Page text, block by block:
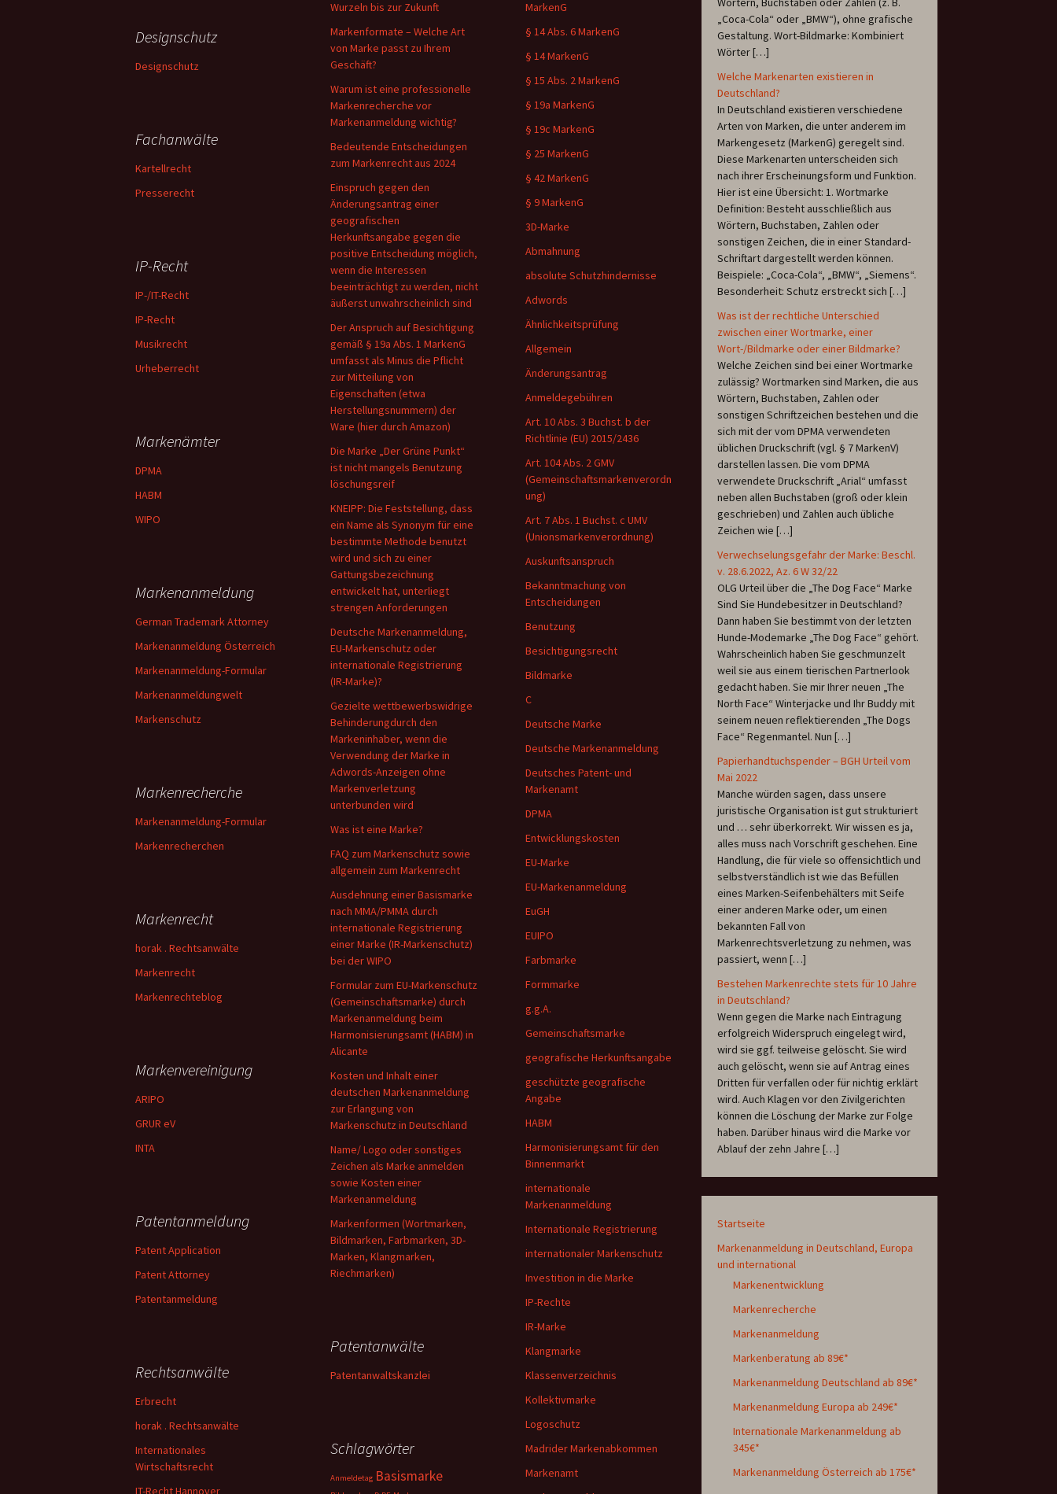
„Coca-Cola“ oder „BMW“), ohne grafische
Gestaltung. Wort-Bildmarke: Kombiniert
Wörter […]
Welche Markenarten existieren in
Deutschland?
In Deutschland existieren verschiedene
Arten von Marken, die unter anderem im
Markengesetz (MarkenG) geregelt sind.
Diese Markenarten unterscheiden sich
nach ihrer Erscheinungsform und Funktion.
Hier ist eine Übersicht: 1. Wortmarke
Definition: Besteht ausschließlich aus
Wörtern, Buchstaben, Zahlen oder
sonstigen Zeichen, die in einer Standard-
Schriftart dargestellt werden können.
Beispiele: „Coca-Cola“, „BMW“, „Siemens“.
Besonderheit: Schutz erstreckt sich […]
Was ist der rechtliche Unterschied
zwischen einer Wortmarke, einer
Wort-/Bildmarke oder einer Bildmarke?
Welche Zeichen sind bei einer Wortmarke
zulässig? Wortmarken sind Marken, die aus
Wörtern, Buchstaben, Zahlen oder
sonstigen Schriftzeichen bestehen und die
sich mit der vom DPMA verwendeten
üblichen Druckschrift (vgl. § 7 MarkenV)
darstellen lassen. Die vom DPMA
verwendete Druckschrift „Arial“ umfasst
neben allen Buchstaben (groß oder klein
geschrieben) und Zahlen auch übliche
Zeichen wie […]
Verwechselungsgefahr der Marke: Beschl.
v. 28.6.2022, Az. 6 W 32/22
OLG Urteil über die „The Dog Face“ Marke
Sind Sie Hundebesitzer in Deutschland?
Dann haben Sie bestimmt von der letzten
Hunde-Modemarke „The Dog Face“ gehört.
Wahrscheinlich haben Sie geschmunzelt
weil sie aus einem tierischen Partnerlook
gedacht haben. Sie mir Ihrer neuen „The
North Face“ Winterjacke und Ihr Buddy mit
seinem neuen reflektierenden „The Dogs
Face“ Regenmantel. Nun […]
Papierhandtuchspender – BGH Urteil vom
Mai 2022
Manche würden sagen, dass unsere
juristische Organisation ist gut strukturiert
und … sehr überkorrekt. Wir wissen es ja,
alles muss nach Vorschrift geschehen. Eine
Handlung, die für viele so offensichtlich und
selbstverständlich ist wie das Befüllen
eines Marken-Seifenbehälters mit Seife
einer anderen Marke oder, um einen
bekannten Fall von
Markenrechtsverletzung zu nehmen, was
passiert, wenn […]
Bestehen Markenrechte stets für 10 Jahre
in Deutschland?
Wenn gegen die Marke nach Eintragung
erfolgreich Widerspruch eingelegt wird,
wird sie ggf. teilweise gelöscht. Sie wird
auch gelöscht, wenn sie auf Antrag eines
Dritten für verfallen oder für nichtig erklärt
wird. Auch Klagen vor den Zivilgerichten
können die Löschung der Marke zur Folge
haben. Darüber hinaus wird die Marke vor
Ablauf der zehn Jahre […]
Startseite
Markenanmeldung in Deutschland, Europa
und international
Markenentwicklung
Markenrecherche
Markenanmeldung
Markenberatung ab 89€*
Markenanmeldung Deutschland ab 89€*
Markenanmeldung Europa ab 249€*
Internationale Markenanmeldung ab
345€*
Markenanmeldung Österreich ab 175€*
Wurzeln bis zur Zukunft
Markenformate – Welche Art
von Marke passt zu Ihrem
Geschäft?
Warum ist eine professionelle
Markenrecherche vor
Markenanmeldung wichtig?
Bedeutende Entscheidungen
zum Markenrecht aus 2024
Einspruch gegen den
Änderungsantrag einer
geografischen
Herkunftsangabe gegen die
positive Entscheidung möglich,
wenn die Interessen
beeinträchtigt zu werden, nicht
äußerst unwahrscheinlich sind
Der Anspruch auf Besichtigung
gemäß § 19a Abs. 1 MarkenG
umfasst als Minus die Pflicht
zur Mitteilung von
Eigenschaften (etwa
Herstellungsnummern) der
Ware (hier durch Amazon)
Die Marke „Der Grüne Punkt“
ist nicht mangels Benutzung
löschungsreif
KNEIPP: Die Feststellung, dass
ein Name als Synonym für eine
bestimmte Methode benutzt
wird und sich zu einer
Gattungsbezeichnung
entwickelt hat, unterliegt
strengen Anforderungen
Deutsche Markenanmeldung,
EU-Markenschutz oder
internationale Registrierung
(IR-Marke)?
Gezielte wettbewerbswidrige
Behinderungdurch den
Markeninhaber, wenn die
Verwendung der Marke in
Adwords-Anzeigen ohne
Markenverletzung
unterbunden wird
Was ist eine Marke?
FAQ zum Markenschutz sowie
allgemein zum Markenrecht
Ausdehnung einer Basismarke
nach MMA/PMMA durch
internationale Registrierung
einer Marke (IR-Markenschutz)
bei der WIPO
Formular zum EU-Markenschutz
(Gemeinschaftsmarke) durch
Markenanmeldung beim
Harmonisierungsamt (HABM) in
Alicante
Kosten und Inhalt einer
deutschen Markenanmeldung
zur Erlangung von
Markenschutz in Deutschland
Name/ Logo oder sonstiges
Zeichen als Marke anmelden
sowie Kosten einer
Markenanmeldung
Markenformen (Wortmarken,
Bildmarken, Farbmarken, 3D-
Marken, Klangmarken,
Riechmarken)
MarkenG
§ 14 Abs. 6 MarkenG
§ 14 MarkenG
§ 15 Abs. 2 MarkenG
§ 19a MarkenG
§ 19c MarkenG
§ 25 MarkenG
§ 42 MarkenG
§ 9 MarkenG
3D-Marke
Abmahnung
absolute Schutzhindernisse
Adwords
Ähnlichkeitsprüfung
Allgemein
Änderungsantrag
Anmeldegebühren
Art. 10 Abs. 3 Buchst. b der
Richtlinie (EU) 2015/2436
Art. 104 Abs. 2 GMV
(Gemeinschaftsmarkenverordn
ung)
Art. 7 Abs. 1 Buchst. c UMV
(Unionsmarkenverordnung)
Auskunftsanspruch
Bekanntmachung von
Entscheidungen
Benutzung
Besichtigungsrecht
Bildmarke
C
Deutsche Marke
Deutsche Markenanmeldung
Deutsches Patent- und
Markenamt
DPMA
Entwicklungskosten
EU-Marke
EU-Markenanmeldung
EuGH
EUIPO
Farbmarke
Formmarke
g.g.A.
Gemeinschaftsmarke
geografische Herkunftsangabe
geschützte geografische
Angabe
HABM
Harmonisierungsamt für den
Binnenmarkt
internationale
Markenanmeldung
Internationale Registrierung
internationaler Markenschutz
Investition in die Marke
IP-Rechte
IR-Marke
Klangmarke
Klassenverzeichnis
Kollektivmarke
Logoschutz
Madrider Markenabkommen
Markenamt
Designschutz
Designschutz
Fachanwälte
Kartellrecht
Presserecht
IP-Recht
IP-/IT-Recht
IP-Recht
Musikrecht
Urheberrecht
Markenämter
DPMA
HABM
WIPO
Markenanmeldung
German Trademark Attorney
Markenanmeldung Österreich
Markenanmeldung-Formular
Markenanmeldungwelt
Markenschutz
Markenrecherche
Markenanmeldung-Formular
Markenrecherchen
Markenrecht
horak . Rechtsanwälte
Markenrecht
Markenrechteblog
Markenvereinigung
ARIPO
GRUR eV
INTA
Patentanmeldung
Patent Application
Patent Attorney
Patentanmeldung
Patentanwälte
Patentanwaltskanzlei
Rechtsanwälte
Erbrecht
horak . Rechtsanwälte
Internationales
Wirtschaftsrecht
IT-Recht Hannover
Schlagwörter
Anmeldetag Basismarke